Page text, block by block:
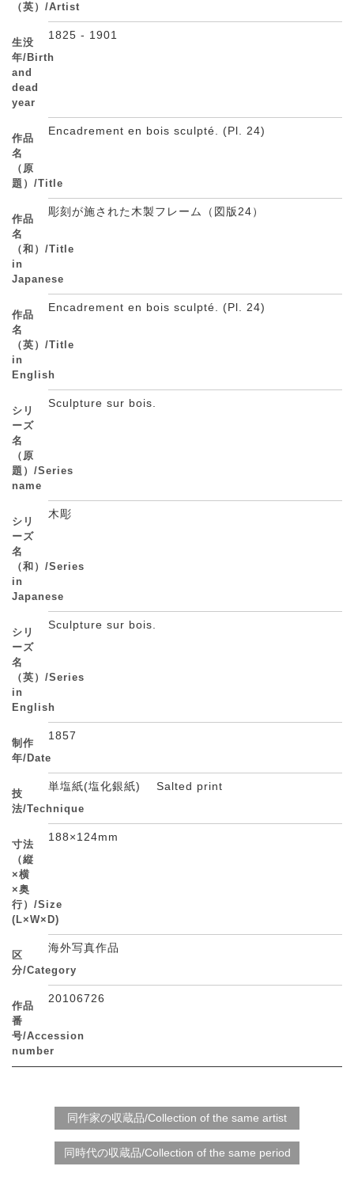
（英）/Artist
生没
年/Birth
and
dead
year
1825 - 1901
作品
名
（原
題）/Title
Encadrement en bois sculpté. (Pl. 24)
作品
名
（和）/Title
in
Japanese
彫刻が施された木製フレーム（図版24）
作品
名
（英）/Title
in
English
Encadrement en bois sculpté. (Pl. 24)
シリ
ーズ
名
（原
題）/Series
name
Sculpture sur bois.
シリ
ーズ
名
（和）/Series
in
Japanese
木彫
シリ
ーズ
名
（英）/Series
in
English
Sculpture sur bois.
制作
年/Date
1857
技
法/Technique
単塩紙(塩化銀紙) Salted print
寸法
（縦
×横
×奥
行）/Size
(L×W×D)
188×124mm
区
分/Category
海外写真作品
作品
番
号/Accession
number
20106726